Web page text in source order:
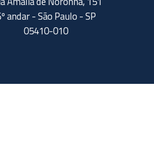
andar - São Paulo - SP
05410-010